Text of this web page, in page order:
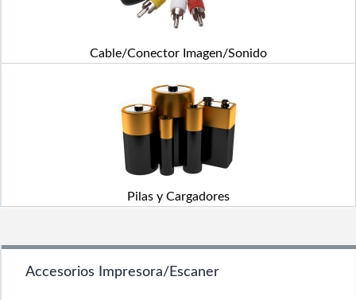
Cable/Conector Imagen/Sonido
Pilas y Cargadores
Accesorios Impresora/Escaner